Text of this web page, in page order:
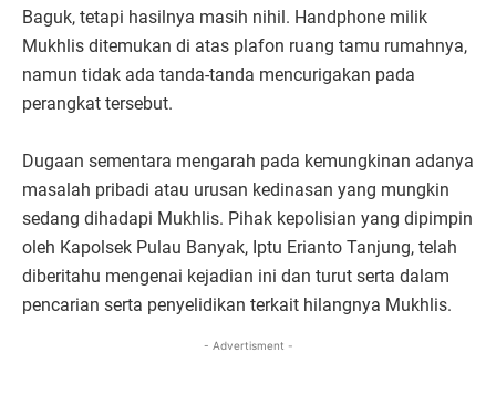
Baguk, tetapi hasilnya masih nihil. Handphone milik
Mukhlis ditemukan di atas plafon ruang tamu rumahnya,
namun tidak ada tanda-tanda mencurigakan pada
perangkat tersebut.
Dugaan sementara mengarah pada kemungkinan adanya
masalah pribadi atau urusan kedinasan yang mungkin
sedang dihadapi Mukhlis. Pihak kepolisian yang dipimpin
oleh Kapolsek Pulau Banyak, Iptu Erianto Tanjung, telah
diberitahu mengenai kejadian ini dan turut serta dalam
pencarian serta penyelidikan terkait hilangnya Mukhlis.
- Advertisment -